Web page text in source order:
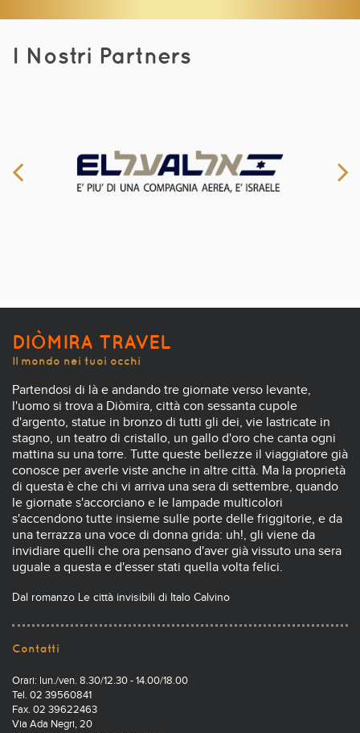
I Nostri Partners
DIÒMIRA TRAVEL
Il mondo nei tuoi occhi
Partendosi di là e andando tre giornate verso levante,
l'uomo si trova a Diòmira, città con sessanta cupole
d'argento, statue in bronzo di tutti gli dei, vie lastricate in
stagno, un teatro di cristallo, un gallo d'oro che canta ogni
mattina su una torre. Tutte queste bellezze il viaggiatore già
conosce per averle viste anche in altre città. Ma la proprietà
di questa è che chi vi arriva una sera di settembre, quando
le giornate s'accorciano e le lampade multicolori
s'accendono tutte insieme sulle porte delle friggitorie, e da
una terrazza una voce di donna grida: uh!, gli viene da
invidiare quelli che ora pensano d'aver già vissuto una sera
uguale a questa e d'esser stati quella volta felici.
Dal romanzo Le città invisibili di Italo Calvino
Contatti
Orari: lun./ven. 8.30/12.30 - 14.00/18.00
Tel. 02 39560841
Fax. 02 39622463
Via Ada Negri, 20